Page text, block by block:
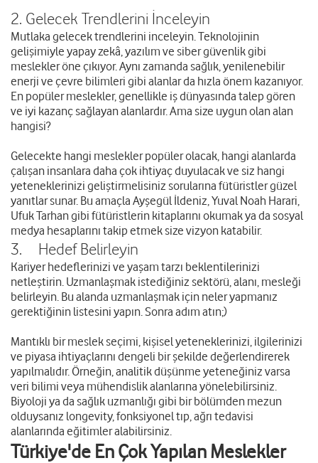
2. Gelecek Trendlerini İnceleyin
Mutlaka gelecek trendlerini inceleyin. Teknolojinin
gelişimiyle yapay zekâ, yazılım ve siber güvenlik gibi
meslekler öne çıkıyor. Aynı zamanda sağlık, yenilenebilir
enerji ve çevre bilimleri gibi alanlar da hızla önem kazanıyor.
En popüler meslekler, genellikle iş dünyasında talep gören
ve iyi kazanç sağlayan alanlardır. Ama size uygun olan alan
hangisi?
Gelecekte hangi meslekler popüler olacak, hangi alanlarda
çalışan insanlara daha çok ihtiyaç duyulacak ve siz hangi
yeteneklerinizi geliştirmelisiniz sorularına fütüristler güzel
yanıtlar sunar. Bu amaçla Ayşegül İldeniz, Yuval Noah Harari,
Ufuk Tarhan gibi fütüristlerin kitaplarını okumak ya da sosyal
medya hesaplarını takip etmek size vizyon katabilir.
3. Hedef Belirleyin
Kariyer hedeflerinizi ve yaşam tarzı beklentilerinizi
netleştirin. Uzmanlaşmak istediğiniz sektörü, alanı, mesleği
belirleyin. Bu alanda uzmanlaşmak için neler yapmanız
gerektiğinin listesini yapın. Sonra adım atın;)
Mantıklı bir meslek seçimi, kişisel yeteneklerinizi, ilgilerinizi
ve piyasa ihtiyaçlarını dengeli bir şekilde değerlendirerek
yapılmalıdır. Örneğin, analitik düşünme yeteneğiniz varsa
veri bilimi veya mühendislik alanlarına yönelebilirsiniz.
Biyoloji ya da sağlık uzmanlığı gibi bir bölümden mezun
olduysanız longevity, fonksiyonel tıp, ağrı tedavisi
alanlarında eğitimler alabilirsiniz.
Türkiye'de En Çok Yapılan Meslekler